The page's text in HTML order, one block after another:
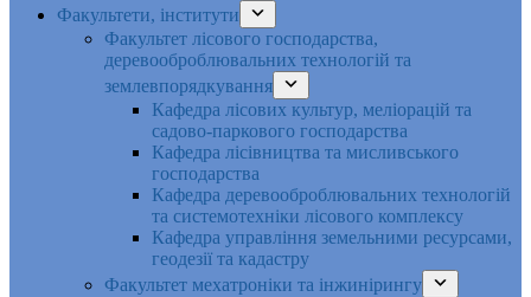
Факультети, інститути
Факультет лісового господарства,
деревооброблювальних технологій та
землевпорядкування
Кафедра лісових культур, меліорацій та
садово-паркового господарства
Кафедра лісівництва та мисливського
господарства
Кафедра деревооброблювальних технологій
та системотехніки лісового комплексу
Кафедра управління земельними ресурсами,
геодезії та кадастру
Факультет мехатроніки та інжинірингу